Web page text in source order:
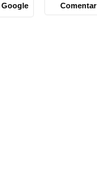
Google Comentar